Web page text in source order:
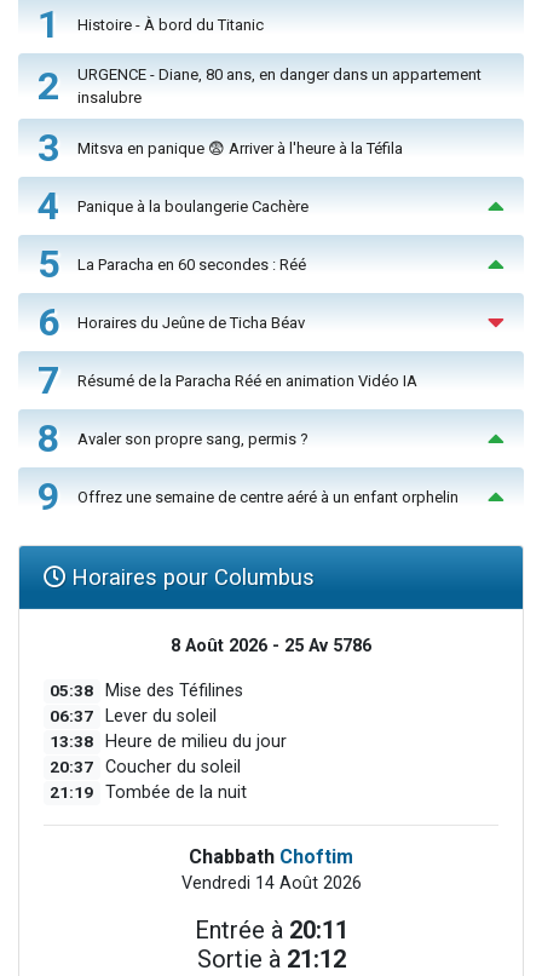
1 Histoire - À bord du Titanic
2
URGENCE - Diane, 80 ans, en danger dans un appartement
insalubre
3 Mitsva en panique 😨 Arriver à l'heure à la Téfila
4 Panique à la boulangerie Cachère
5 La Paracha en 60 secondes : Réé
6 Horaires du Jeûne de Ticha Béav
7 Résumé de la Paracha Réé en animation Vidéo IA
8 Avaler son propre sang, permis ?
9 Offrez une semaine de centre aéré à un enfant orphelin
Horaires pour Columbus
8 Août 2026 - 25 Av 5786
05:38 Mise des Téfilines
06:37 Lever du soleil
13:38 Heure de milieu du jour
20:37 Coucher du soleil
21:19 Tombée de la nuit
Chabbath Choftim
Vendredi 14 Août 2026
Entrée à 20:11
Sortie à 21:12